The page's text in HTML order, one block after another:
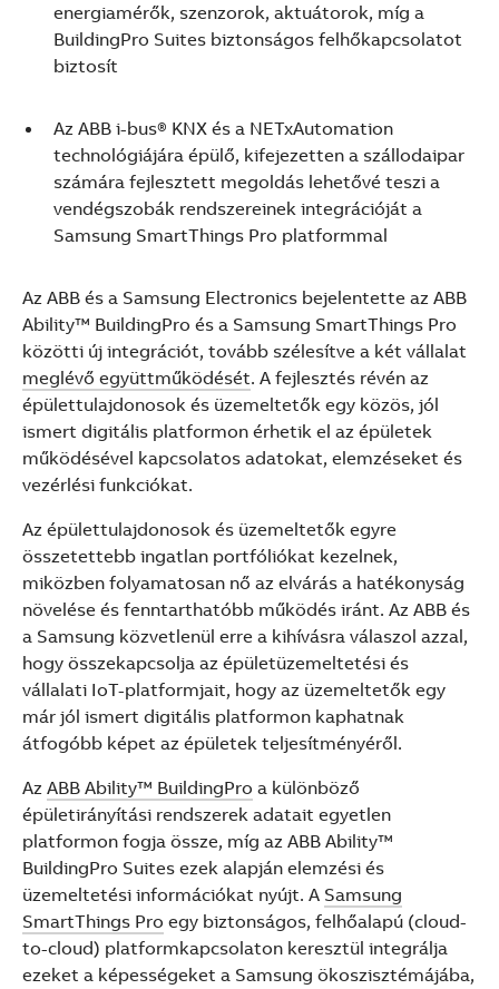
Suggestions
Products
See more products
energiamérők, szenzorok, aktuátorok, míg a
BuildingPro Suites biztonságos felhőkapcsolatot
biztosít
Az ABB i-bus® KNX és a NETxAutomation
technológiájára épülő, kifejezetten a szállodaipar
számára fejlesztett megoldás lehetővé teszi a
vendégszobák rendszereinek integrációját a
Samsung SmartThings Pro platformmal
Az ABB és a Samsung Electronics bejelentette az ABB
Ability™ BuildingPro és a Samsung SmartThings Pro
közötti új integrációt, tovább szélesítve a két vállalat
meglévő együttműködését. A fejlesztés révén az
épülettulajdonosok és üzemeltetők egy közös, jól
ismert digitális platformon érhetik el az épületek
működésével kapcsolatos adatokat, elemzéseket és
vezérlési funkciókat.
Az épülettulajdonosok és üzemeltetők egyre
összetettebb ingatlan portfóliókat kezelnek,
miközben folyamatosan nő az elvárás a hatékonyság
növelése és fenntarthatóbb működés iránt. Az ABB és
a Samsung közvetlenül erre a kihívásra válaszol azzal,
hogy összekapcsolja az épületüzemeltetési és
vállalati IoT-platformjait, hogy az üzemeltetők egy
már jól ismert digitális platformon kaphatnak
átfogóbb képet az épületek teljesítményéről.
Az ABB Ability™ BuildingPro a különböző
épületirányítási rendszerek adatait egyetlen
platformon fogja össze, míg az ABB Ability™
BuildingPro Suites ezek alapján elemzési és
üzemeltetési információkat nyújt. A Samsung
SmartThings Pro egy biztonságos, felhőalapú (cloud-
to-cloud) platformkapcsolaton keresztül integrálja
ezeket a képességeket a Samsung ökoszisztémájába,